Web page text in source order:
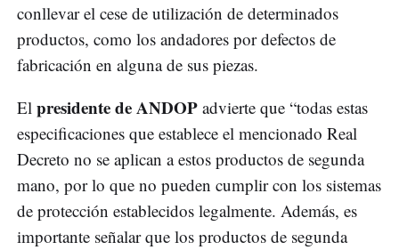
conllevar el cese de utilización de determinados
productos, como los andadores por defectos de
fabricación en alguna de sus piezas.
El presidente de ANDOP advierte que “todas estas
especificaciones que establece el mencionado Real
Decreto no se aplican a estos productos de segunda
mano, por lo que no pueden cumplir con los sistemas
de protección establecidos legalmente. Además, es
importante señalar que los productos de segunda